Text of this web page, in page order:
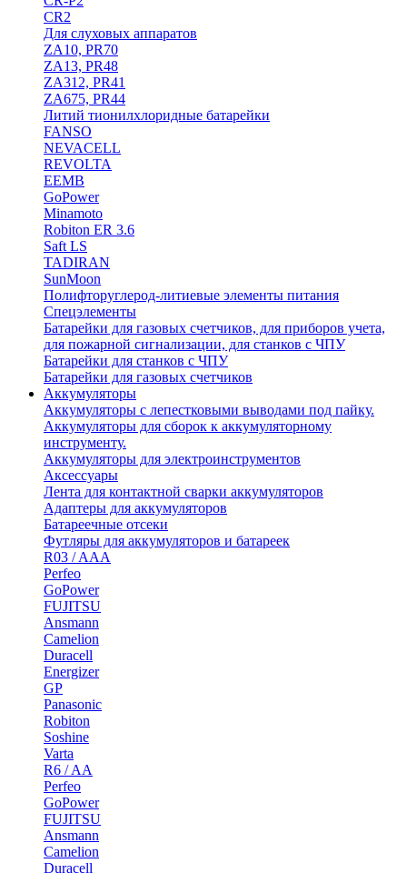
CR2
Для слуховых аппаратов
ZA10, PR70
ZA13, PR48
ZA312, PR41
ZA675, PR44
Литий тионилхлоридные батарейки
FANSO
NEVACELL
REVOLTA
EEMB
GoPower
Minamoto
Robiton ER 3.6
Saft LS
TADIRAN
SunMoon
Полифторуглерод-литиевые элементы питания
Спецэлементы
Батарейки для газовых счетчиков, для приборов учета,
для пожарной сигнализации, для станков с ЧПУ
Батарейки для станков с ЧПУ
Батарейки для газовых счетчиков
Аккумуляторы
Аккумуляторы с лепестковыми выводами под пайку.
Аккумуляторы для сборок к аккумуляторному
инструменту.
Аккумуляторы для электроинструментов
Аксессуары
Лента для контактной сварки аккумуляторов
Адаптеры для аккумуляторов
Батареечные отсеки
Футляры для аккумуляторов и батареек
R03 / AAA
Perfeo
GoPower
FUJITSU
Ansmann
Camelion
Duracell
Energizer
GP
Panasonic
Robiton
Soshine
Varta
R6 / AA
Perfeo
GoPower
FUJITSU
Ansmann
Camelion
Duracell